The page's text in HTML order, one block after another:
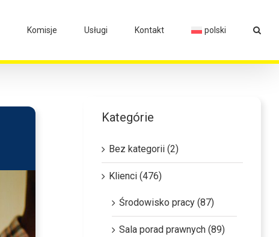
Komisje Usługi Kontakt polski
Kategórie
Bez kategorii (2)
Klienci (476)
Środowisko pracy (87)
Sala porad prawnych (89)